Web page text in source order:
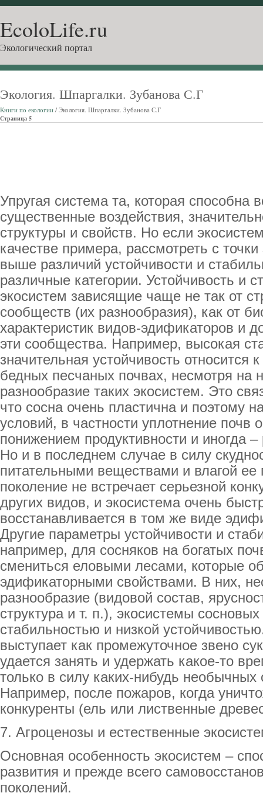
EcoloLife.ru
Экологический портал
Экология. Шпаргалки. Зубанова С.Г
Книги по екологии / Экология. Шпаргалки. Зубанова С.Г
Страница 5
Упругая система та, которая способна
существенные воздействия,
структуры и свойств. Но если
качестве примера, рассмотреть с
выше различий устойчивости и
различные категории. Устойчивость и
экосистем зависящие чаще не так от
сообществ (их разнообразия), как от
характеристик видов-эдификаторов и
эти сообщества. Например, высокая
значительная устойчивость относится
бедных песчаных почвах, несмотря на
разнообразие таких экосистем. Это
что сосна очень пластична и поэтому
условий, в частности уплотнение почв
понижением продуктивности и иногда
Но и в последнем случае в силу
питательными веществами и влагой
поколение не встречает серьезной
других видов, и экосистема очень
восстанавливается в том же виде
Другие параметры устойчивости и
например, для сосняков на богатых
смениться еловыми лесами, которые
эдификаторными свойствами. В них,
разнообразие (видовой состав,
структура и т. п.), экосистемы
стабильностью и низкой
выступает как промежуточное звено
удается занять и удержать какое-то
только в силу каких-нибудь необычных
Например, после пожаров, когда
конкуренты (ель или лиственные
7. Агроценозы и естественные
Основная особенность экосистем –
развития и прежде всего
поколений.